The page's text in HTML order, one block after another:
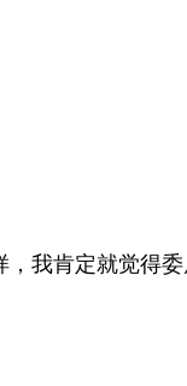
我肯定就觉得